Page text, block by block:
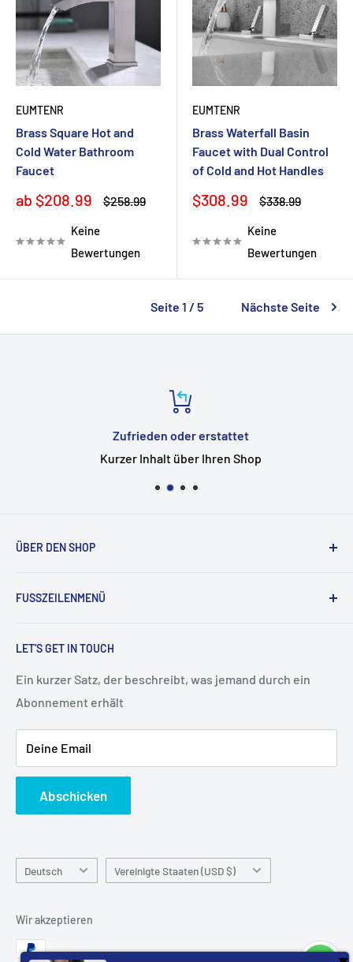
EUMTENR
Brass Square Hot and
Cold Water Bathroom
Faucet
Sonderpreis
ab $208.99 Normalpreis
$258.99
Keine
Bewertungen
EUMTENR
Brass Waterfall Basin
Faucet with Dual Control
of Cold and Hot Handles
Sonderpreis
$308.99 Normalpreis
$338.99
Keine
Bewertungen
Seite 1 / 5 Nächste Seite
Zufrieden oder erstattet
Kurzer Inhalt über Ihren Shop
ÜBER DEN SHOP
Marke und Vision näher zu bringen. Sie können es in
FUSSZEILENMENÜ
Kontaktiere uns
Blogs
Shipping & Returns
Security & Privacy
LET'S GET IN TOUCH
Ein kurzer Satz, der beschreibt, was jemand durch ein
Abonnement erhält
Deine Email
Abschicken
Sprache
Deutsch Land/Region
Vereinigte Staaten (USD $)
Wir akzeptieren